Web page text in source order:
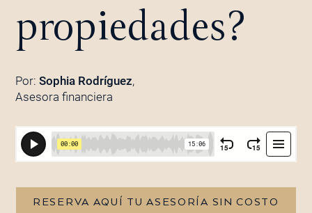
propiedades?
Por: Sophia Rodríguez,
Asesora financiera
RESERVA AQUÍ TU ASESORÍA SIN COSTO